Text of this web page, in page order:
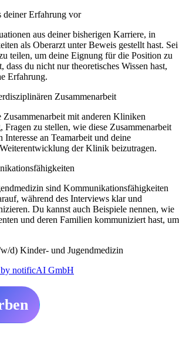
deiner Erfahrung vor
aus deiner bisherigen Karriere, in
als Oberarzt unter Beweis gestellt hast. Sei
teilen, um deine Eignung für die Position zu
dass du nicht nur theoretisches Wissen hast,
Erfahrung.
Zusammenarbeit
Zusammenarbeit mit anderen Kliniken
Fragen zu stellen, wie diese Zusammenarbeit
Interesse an Teamarbeit und deine
der Klinik beizutragen.
sind Kommunikationsfähigkeiten
während des Interviews klar und
Du kannst auch Beispiele nennen, wie
und deren Familien kommuniziert hast, um
d) Kinder- und Jugendmedizin
by notificAI GmbH